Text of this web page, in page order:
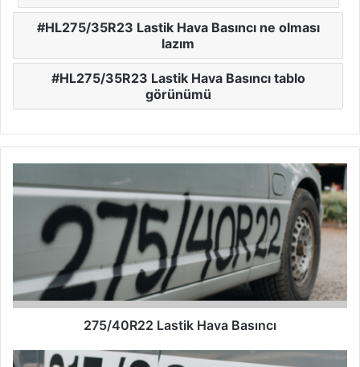
HL275/35R23 Lastik Hava Basıncı ne olması
lazım
HL275/35R23 Lastik Hava Basıncı tablo
görünümü
Lastik
Basıncı
275/40R22 Lastik Hava Basıncı
215/60R18